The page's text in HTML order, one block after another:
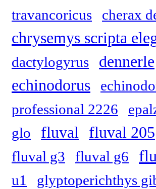
travancoricus
cherax
chrysemys scripta
dactylogyrus
dennerle
echinodorus
professional 2226
glo
fluval fluval 205
fluval g3 fluval g6
u1 glyptoperichthys